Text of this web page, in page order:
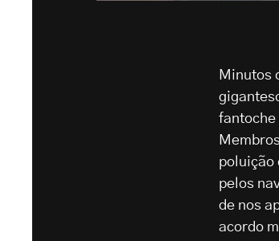
Minutos
fantoche
poluição
pelos
de nos
acordo